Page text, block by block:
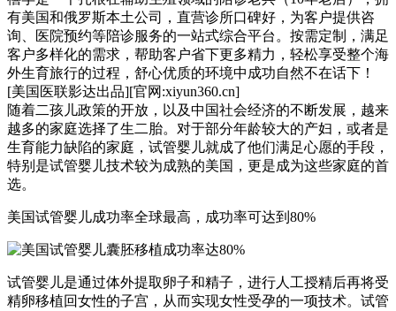
有美国和俄罗斯本土公司，直营诊所口碑好，为客户提供咨
询、医院预约等陪诊服务的一站式综合平台。按需定制，满足
客户多样化的需求，帮助客户省下更多精力，轻松享受整个海
外生育旅行的过程，舒心优质的环境中成功自然不在话下！
[美国医联影达出品][官网:xiyun360.cn]
随着二孩儿政策的开放，以及中国社会经济的不断发展，越来
越多的家庭选择了生二胎。对于部分年龄较大的产妇，或者是
生育能力缺陷的家庭，试管婴儿就成了他们满足心愿的手段，
特别是试管婴儿技术较为成熟的美国，更是成为这些家庭的首
选。
美国试管婴儿成功率全球最高，成功率可达到80%
试管婴儿是通过体外提取卵子和精子，进行人工授精后再将受
精卵移植回女性的子宫，从而实现女性受孕的一项技术。试管